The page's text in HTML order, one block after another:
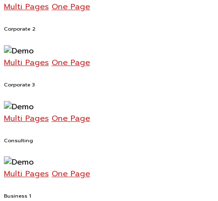
Multi Pages One Page
Corporate 2
Multi Pages One Page
Corporate 3
Multi Pages One Page
Consulting
Multi Pages One Page
Business 1